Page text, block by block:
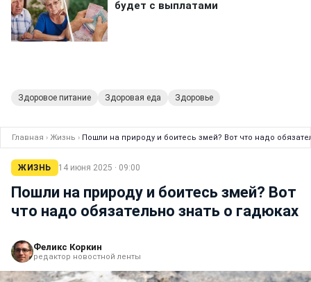
Здоровое питание Здоровая еда Здоровье
Главная › Жизнь › Пошли на природу и боитесь змей? Вот что надо
ЖИЗНЬ 14 июня 2025 · 09:00
Пошли на природу и боитесь змей? Вот
что надо обязательно знать о гадюках
Феликс Коркин
редактор новостной ленты